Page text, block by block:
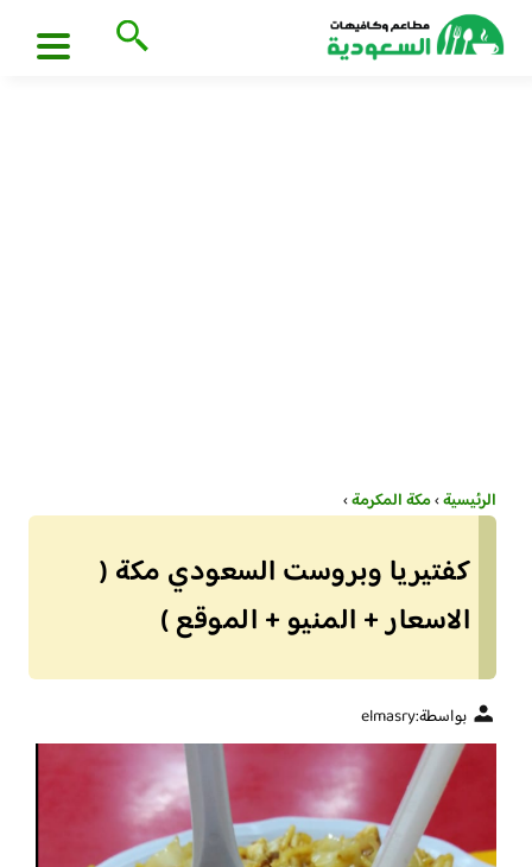
الرئيسية›مكة المكرمة›
كفتيريا وبروست السعودي مكة (
الاسعار + المنيو + الموقع )
بواسطة:elmasry